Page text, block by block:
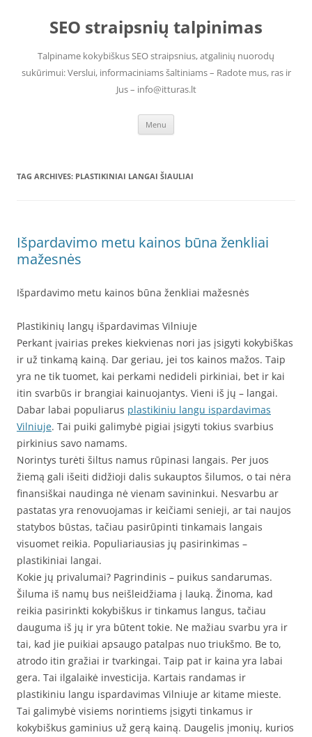
contentSEO straipsnių talpinimas
Talpiname kokybiškus SEO straipsnius, atgalinių nuorodų
sukūrimui: Verslui, informaciniams šaltiniams – Radote mus, ras ir
Jus – info@itturas.lt
Menu
TAG ARCHIVES: PLASTIKINIAI LANGAI ŠIAULIAI
Išpardavimo metu kainos būna ženkliai
mažesnės
Išpardavimo metu kainos būna ženkliai mažesnės
Plastikinių langų išpardavimas Vilniuje
Perkant įvairias prekes kiekvienas nori jas įsigyti kokybiškas
ir už tinkamą kainą. Dar geriau, jei tos kainos mažos. Taip
yra ne tik tuomet, kai perkami nedideli pirkiniai, bet ir kai
itin svarbūs ir brangiai kainuojantys. Vieni iš jų – langai.
Dabar labai populiarus plastikiniu langu ispardavimas
Vilniuje. Tai puiki galimybė pigiai įsigyti tokius svarbius
pirkinius savo namams.
Norintys turėti šiltus namus rūpinasi langais. Per juos
žiemą gali išeiti didžioji dalis sukauptos šilumos, o tai nėra
finansiškai naudinga nė vienam savininkui. Nesvarbu ar
pastatas yra renovuojamas ir keičiami senieji, ar tai naujos
statybos būstas, tačiau pasirūpinti tinkamais langais
visuomet reikia. Populiariausias jų pasirinkimas –
plastikiniai langai.
Kokie jų privalumai? Pagrindinis – puikus sandarumas.
Šiluma iš namų bus neišleidžiama į lauką. Žinoma, kad
reikia pasirinkti kokybiškus ir tinkamus langus, tačiau
dauguma iš jų ir yra būtent tokie. Ne mažiau svarbu yra ir
tai, kad jie puikiai apsaugo patalpas nuo triukšmo. Be to,
atrodo itin gražiai ir tvarkingai. Taip pat ir kaina yra labai
gera. Tai ilgalaikė investicija. Kartais randamas ir
plastikiniu langu ispardavimas Vilniuje ar kitame mieste.
Tai galimybė visiems norintiems įsigyti tinkamus ir
kokybiškus gaminius už gerą kainą. Daugelis įmonių, kurios